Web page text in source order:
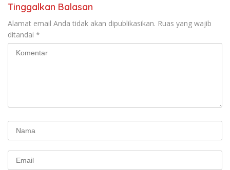
Tinggalkan Balasan
Alamat email Anda tidak akan dipublikasikan. Ruas yang wajib
ditandai *